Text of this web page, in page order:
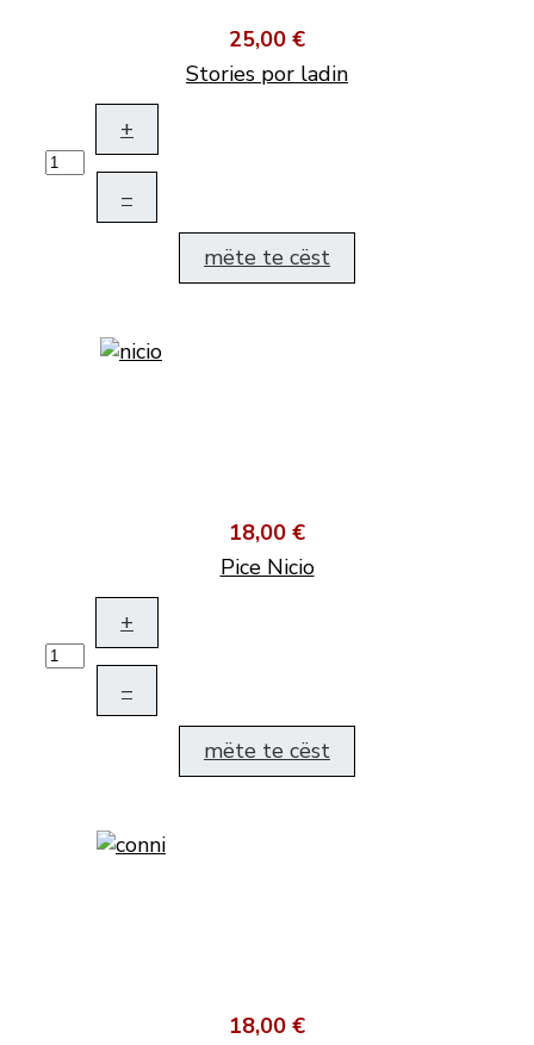
25,00 €
Stories por ladin
+
–
mëte te cëst
18,00 €
Pice Nicio
+
–
mëte te cëst
18,00 €